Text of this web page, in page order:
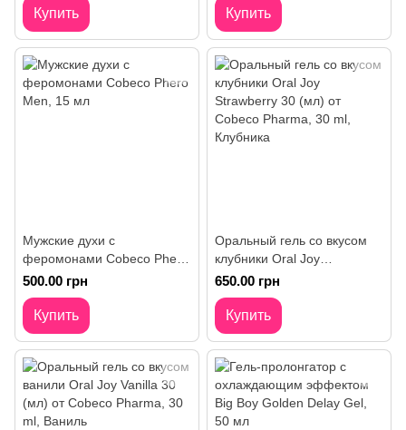
Купить Купить
Мужские духи с
феромонами Cobeco Phero
Men, 15 мл
500.00 грн
Купить
Оральный гель со вкусом
клубники Oral Joy
Strawberry 30 (мл) от
Cobeco Pharma
650.00 грн
Купить